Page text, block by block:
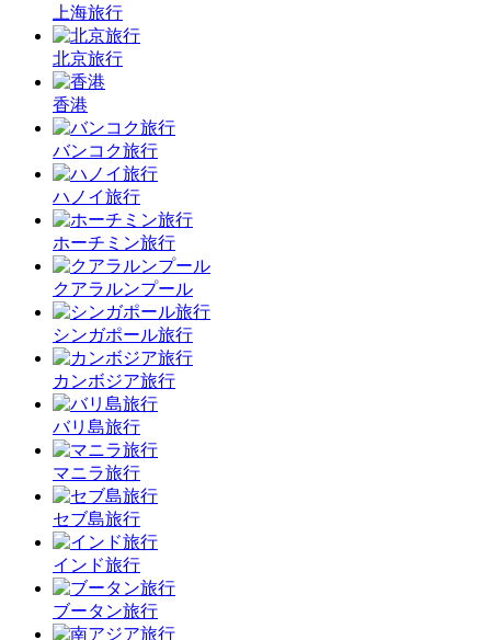
上海旅行
北京旅行
香港
バンコク旅行
ハノイ旅行
ホーチミン旅行
クアラルンプール
シンガポール旅行
カンボジア旅行
バリ島旅行
マニラ旅行
セブ島旅行
インド旅行
ブータン旅行